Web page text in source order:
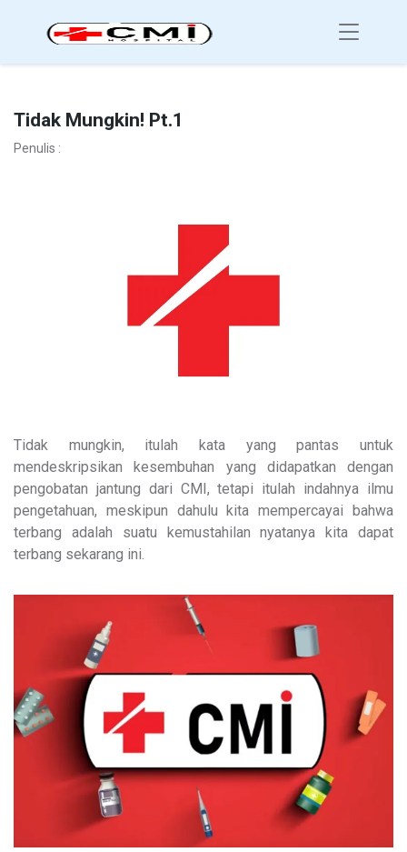
Tidak Mungkin! Pt.1
Penulis :
Tidak mungkin, itulah kata yang pantas untuk
mendeskripsikan kesembuhan yang didapatkan dengan
pengobatan jantung dari CMI, tetapi itulah indahnya ilmu
pengetahuan, meskipun dahulu kita mempercayai bahwa
terbang adalah suatu kemustahilan nyatanya kita dapat
terbang sekarang ini.